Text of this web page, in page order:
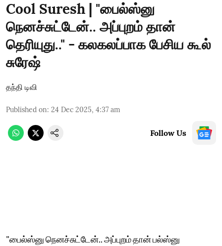
Cool Suresh | "பைல்ஸ்னு
நெனச்சுட்டேன்.. அப்புறம் தான்
தெரியுது.." - கலகலப்பாக பேசிய கூல்
சுரேஷ்
தந்தி டிவி
Published on: 24 Dec 2025, 4:37 am
Follow Us
"பைல்ஸ்னு நெனச்சுட்டேன்.. அப்புறம் தான் பல்ஸ்னு